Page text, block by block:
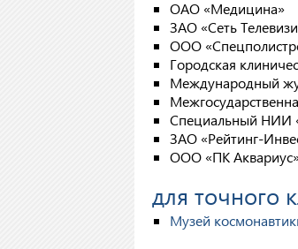
ОАО «Медицина»
ЗАО «Сеть
ООО
Городская
Международный
Специальный
ЗАО «Рейтинг-
ООО «ПК
для точного
Музей